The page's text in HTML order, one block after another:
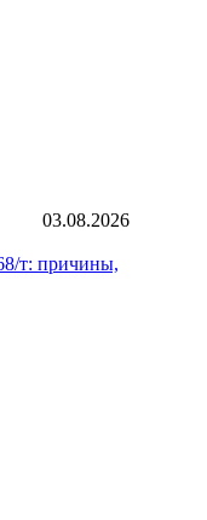
03.08.2026
т: причины,